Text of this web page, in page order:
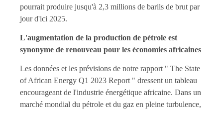
pourrait produire jusqu'à 2,3 millions de barils de brut par
jour d'ici 2025.
L'augmentation de la production de pétrole est
synonyme de renouveau pour les économies africaines
Les données et les prévisions de notre rapport " The State
of African Energy Q1 2023 Report " dressent un tableau
encourageant de l'industrie énergétique africaine. Dans un
marché mondial du pétrole et du gaz en pleine turbulence,